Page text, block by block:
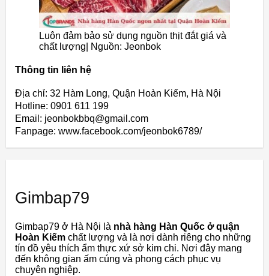
Luôn đảm bảo sử dụng nguồn thịt đắt giá và
chất lượng| Nguồn: Jeonbok
Thông tin liên hệ
Địa chỉ: 32 Hàm Long, Quận Hoàn Kiếm, Hà Nội
Hotline: 0901 611 199
Email: jeonbokbbq@gmail.com
Fanpage: www.facebook.com/jeonbok6789/
Gimbap79
Gimbap79 ở Hà Nội là nhà hàng Hàn Quốc ở quận
Hoàn Kiếm chất lượng và là nơi dành riêng cho những
tín đồ yêu thích ẩm thực xứ sở kim chi. Nơi đây mang
đến không gian ấm cúng và phong cách phục vụ
chuyên nghiệp.